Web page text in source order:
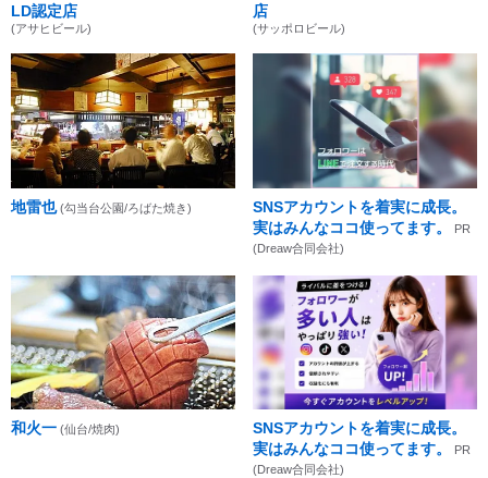
LD認定店
(アサヒビール)
店
(サッポロビール)
地雷也 (勾当台公園/ろばた焼き)
SNSアカウントを着実に成長。
実はみんなココ使ってます。
PR
(Dreaw合同会社)
和火一 (仙台/焼肉)
SNSアカウントを着実に成長。
実はみんなココ使ってます。
PR
(Dreaw合同会社)